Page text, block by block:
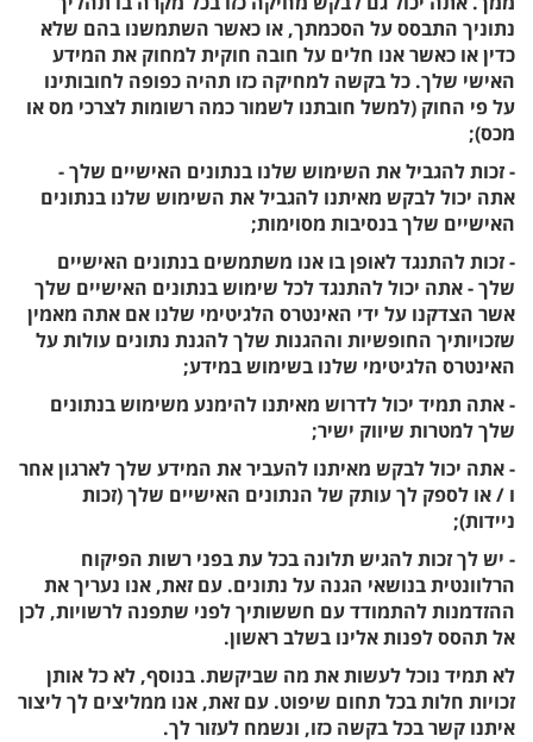
נתוניך התבסס על הסכמתך, או כאשר השתמשנו בהם שלא
כדין או כאשר אנו חלים על חובה חוקית למחוק את המידע
האישי שלך. כל בקשה למחיקה כזו תהיה כפופה לחובותינו
על פי החוק (למשל חובתנו לשמור כמה רשומות לצרכי מס או
מכס);
- זכות להגביל את השימוש שלנו בנתונים האישיים שלך -
אתה יכול לבקש מאיתנו להגביל את השימוש שלנו בנתונים
האישיים שלך בנסיבות מסוימות;
- זכות להתנגד לאופן בו אנו משתמשים בנתונים האישיים
שלך - אתה יכול להתנגד לכל שימוש בנתונים האישיים שלך
אשר הצדקנו על ידי האינטרס הלגיטימי שלנו אם אתה מאמין
שזכויותיך החופשיות וההגנות שלך להגנת נתונים עולות על
האינטרס הלגיטימי שלנו בשימוש במידע;
- אתה תמיד יכול לדרוש מאיתנו להימנע משימוש בנתונים
שלך למטרות שיווק ישיר;
- אתה יכול לבקש מאיתנו להעביר את המידע שלך לארגון אחר
ו / או לספק לך עותק של הנתונים האישיים שלך (זכות
ניידות);
- יש לך זכות להגיש תלונה בכל עת בפני רשות הפיקוח
הרלוונטית בנושאי הגנה על נתונים. עם זאת, אנו נעריך את
ההזדמנות להתמודד עם חששותיך לפני שתפנה לרשויות, לכן
אל תהסס לפנות אלינו בשלב ראשון.
לא תמיד נוכל לעשות את מה שביקשת. בנוסף, לא כל אותן
זכויות חלות בכל תחום שיפוט. עם זאת, אנו ממליצים לך ליצור
איתנו קשר בכל בקשה כזו, ונשמח לעזור לך.